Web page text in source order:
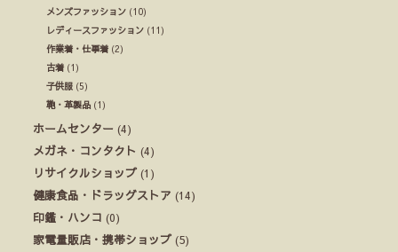
メンズファッション (10)
レディースファッション (11)
作業着・仕事着 (2)
古着 (1)
子供服 (5)
鞄・革製品 (1)
ホームセンター (4)
メガネ・コンタクト (4)
リサイクルショップ (1)
健康食品・ドラッグストア (14)
印鑑・ハンコ (0)
家電量販店・携帯ショップ (5)